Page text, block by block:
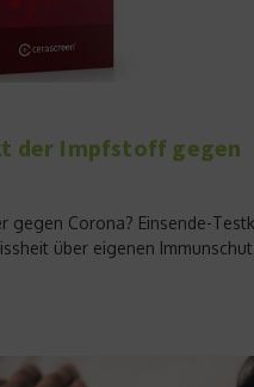
der Impfstoff gegen
gegen Corona? Einsende-
über eigenen